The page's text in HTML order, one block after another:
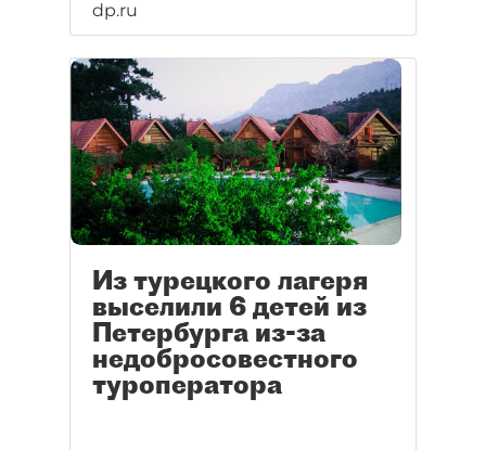
dp.ru
Из турецкого лагеря
выселили 6 детей из
Петербурга из-за
недобросовестного
туроператора